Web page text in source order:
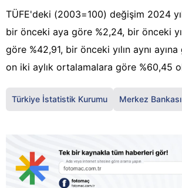
TÜFE'deki (2003=100) değişim 2024
bir önceki aya göre %2,24, bir önceki
göre %42,91, bir önceki yılın aynı
on iki aylık ortalamalara göre %60,45
Türkiye İstatistik Kurumu Merkez Bankası